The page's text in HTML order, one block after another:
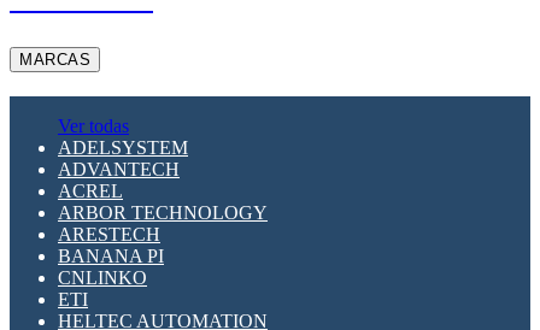
MARCAS
Ver todas
ADELSYSTEM
ADVANTECH
ACREL
ARBOR TECHNOLOGY
ARESTECH
BANANA PI
CNLINKO
ETI
HELTEC AUTOMATION